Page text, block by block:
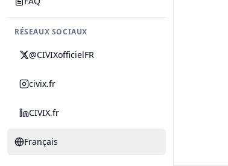
RÉSEAUX SOCIAUX
@CIVIXofficielFR
civix.fr
CIVIX.fr
Français